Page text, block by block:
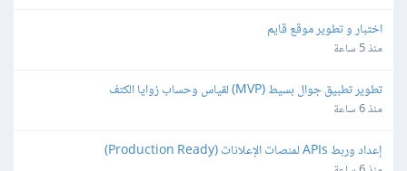
اختبار و تطوير موقع قايم
منذ 5 ساعة
تطوير تطبيق جوال بسيط (MVP) لقياس وحساب زوايا الكتف
منذ 6 ساعة
إعداد وربط APIs لمنصات الإعلانات (Production Ready)